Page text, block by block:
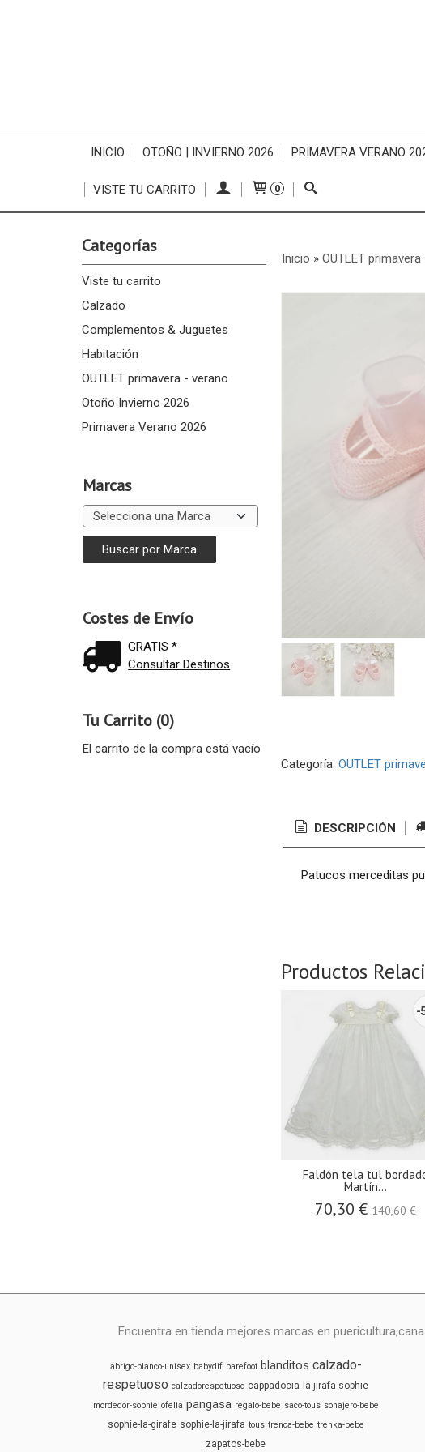
INICIO OTOÑO | INVIERNO 2026 PRIMAVERA VERANO
VISTE TU CARRITO 0
Categorías
Viste tu carrito
Calzado
Complementos & Juguetes
Habitación
OUTLET primavera - verano
Otoño Invierno 2026
Primavera Verano 2026
Marcas
Costes de Envío
GRATIS *
Consultar Destinos
Tu Carrito (0)
El carrito de la compra está vacío
Inicio » OUTLET
Categoría: OUTLET
DESCRIPCIÓN
Patucos merceditas
Productos
-
Faldón tela tul
Martín...
70,30 €140,60 €
Encuentra en tienda mejores marcas en
abrigo-blanco-unisex babydif barefoot blanditos calzado-
respetuoso calzadorespetuoso cappadocia la-jirafa-sophie
mordedor-sophie ofelia pangasa regalo-bebe saco-tous sonajero-bebe
sophie-la-girafe sophie-la-jirafa tous trenca-bebe trenka-bebe
zapatos-bebe